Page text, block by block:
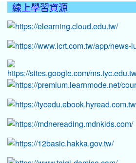
線上學習資源